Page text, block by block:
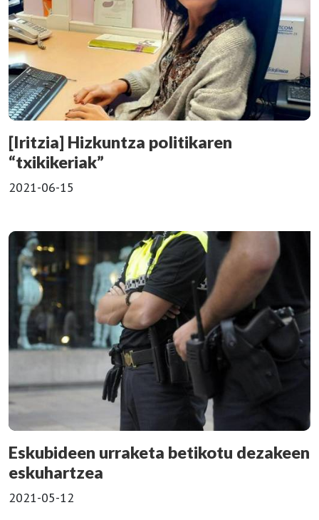
[Iritzia] Hizkuntza politikaren
“txikikeriak”
2021-06-15
Eskubideen urraketa betikotu dezakeen
eskuhartzea
2021-05-12